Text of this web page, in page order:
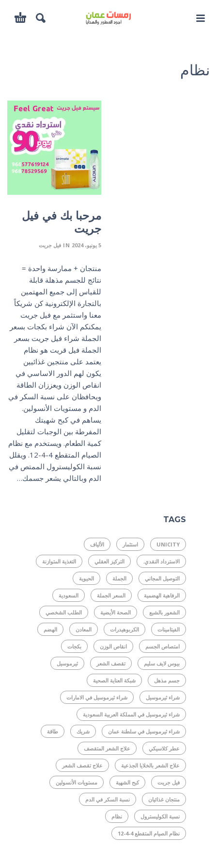
نظام
مرحبا بك في فيل
جريت
5 يونيو، 2024 IN فيل جريت
منتجان + ممارسة واحدة =
نتائج للجسم مذهلة قابلة
للقياس إلى جميع المهتمين
بالتجارة الإلكترونية كن شريكاً
معنا واستثمر مع فيل جريت
يمكنكم الآن شراء بكجات بسعر
الجملة شراء فيل جريت بسعر
الجملة فيل قريت هو نظام
يعتمد على منتجين غذائيين
يكون لهم الدور الاساسي في
انقاص الوزن ويعززان الطاقة
ويحافظان على نسبة السكر في
الدم و مستويات الأنسولين.
يساهم في كبح شهيتك
المفرطة بين الوجبات لتقليل
كمية الطعام. ويستخدم مع نظام
الصيام المتقطع 4-4-12. ويقلل
نسبة الكوليسترول الممتص في
الدم وبالتالي يشعر جسمك…
TAGS
UNICITY استثمار الألياف
الاسترداد النقدي. التركيز العقلي التغذية المتوازنة
التوصيل المجاني الجملة الحيوية
الرفاهية الهضمية السعر الجملة السعودية
الشعور بالشبع الصحة الأيضية الطلب الشخصي
الفيتامينات الكربوهيدرات المعادن الهضم
امتصاص الجسم انقاص الوزن بكجات
بيوس لايف سليم تقصف الشعر ثيرموسيل
جسم مذهل شبكة العناية الصحية
شراء ثيرموسيل شراء ثيرموسيل في الامارات
شراء ثيرموسيل في المملكة العربية السعودية
شراء ثيرموسيل في سلطنة عمان شريك طاقة
عطر كلاسيكي علاج الشعر المتقصف
علاج الشعر بالخلايا الجذعية علاج تقصف الشعر
فيل جريت كبح الشهية مستويات الأنسولين
منتجان غذائيان نسبة السكر في الدم
نسبة الكوليسترول نظام
نظام الصيام المتقطع 4-4-12